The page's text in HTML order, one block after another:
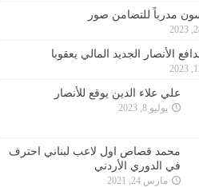
مدرباً للتضامن صور
الأنصار الجديد المالي يعقوبا
علي علاء الدين يوقع للأنصار
يوليو 8, 2023
محمد قصاص اول لاعب لبناني احترف
في الدوري الأردني
مارس 24, 2021